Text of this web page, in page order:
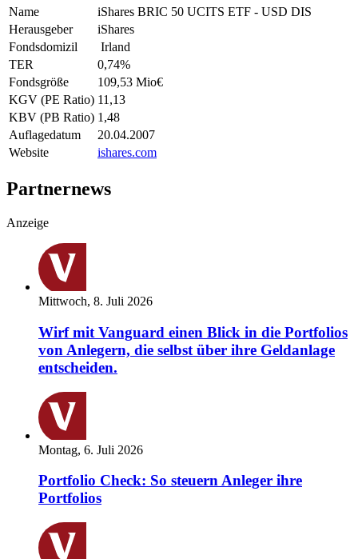
Name
iShares BRIC 50 UCITS ETF - USD DIS
Herausgeber
iShares
Fondsdomizil
Irland
TER
0,74%
Fondsgröße
109,53 Mio€
KGV (PE Ratio) 11,13
KBV (PB Ratio) 1,48
Auflagedatum
20.04.2007
Website
ishares.com
Partnernews
Anzeige
Mittwoch, 8. Juli 2026
Wirf mit Vanguard einen Blick in die Portfolios
von Anlegern, die selbst über ihre Geldanlage
entscheiden.
Montag, 6. Juli 2026
Portfolio Check: So steuern Anleger ihre
Portfolios